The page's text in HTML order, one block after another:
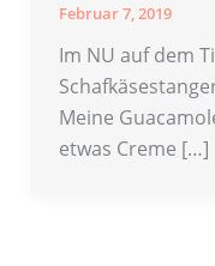
Februar 7, 2019
Im NU auf dem
Meine
etwas Creme […]